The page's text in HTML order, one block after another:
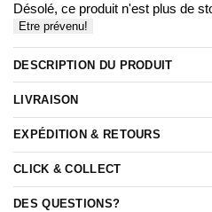
Désolé, ce produit n'est plus de
Etre prévenu!
DESCRIPTION DU PRODUIT
LIVRAISON
EXPÉDITION & RETOURS
CLICK & COLLECT
DES QUESTIONS?